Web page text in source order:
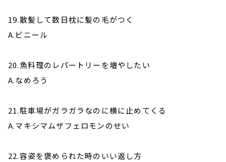
19.散髪して数日枕に髪の毛がつく
A.ビニール
20.魚料理のレパートリーを増やしたい
A.なめろう
21.駐車場がガラガラなのに横に止めてくる
A.マキシマムザフェロモンのせい
22.容姿を褒められた時のいい返し方